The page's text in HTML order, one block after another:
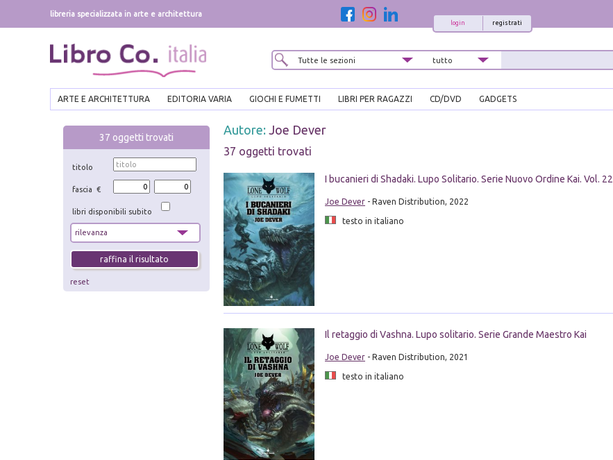
libreria specializzata in arte e architettura
registrati
login
ARTE E ARCHITETTURA EDITORIA VARIA GIOCHI E FUMETTI LIBRI PER RAGAZZI CD/DVD GADGETS
37 oggetti trovati
titolo
fascia €
libri disponibili subito
reset
Autore: Joe Dever
37 oggetti trovati
I bucanieri di Shadaki. Lupo Solitario. Serie Nuovo Ordine Kai. Vol. 22
Joe Dever- Raven Distribution, 2022
testo in italiano
Il retaggio di Vashna. Lupo solitario. Serie Grande Maestro Kai
Joe Dever- Raven Distribution, 2021
testo in italiano